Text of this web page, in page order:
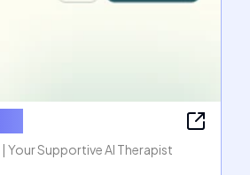
| Your Supportive AI Therapist